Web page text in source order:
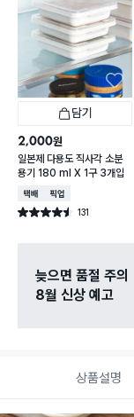
담기
2,000원
일본제 다용도 직사각 소분
용기 180 ml X 1구 3개입
택배배송매장픽업
별점 4.5점 131
건 작성
늦으면 품절 주의
8월 신상 예고
상품설명